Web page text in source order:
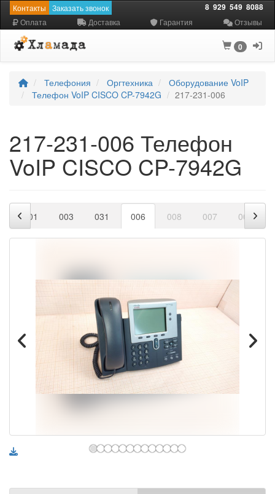
Контакты Заказать звонок 8 929 549 8088
Оплата Доставка Гарантия Отзывы
0
Телефония Оргтехника
Оборудование VoIP
Телефон VoIP CISCO CP-7942G
217-231-006
217-231-006 Телефон
VoIP CISCO CP-7942G
001 003 031 006 008 007 004